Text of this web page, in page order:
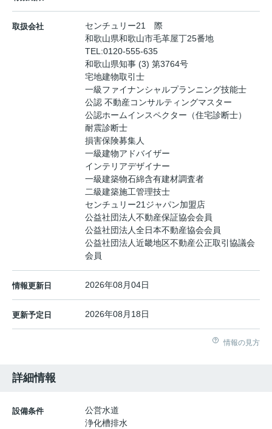
取扱会社
センチュリー21 際
和歌山県和歌山市毛革屋丁25番地
TEL:0120-555-635
和歌山県知事 (3) 第3764号
宅地建物取引士
一級ファイナンシャルプランニング技能士
公認 不動産コンサルティングマスター
公認ホームインスペクター（住宅診断士）
耐震診断士
損害保険募集人
一級建物アドバイザー
インテリアデザイナー
一級建築物石綿含有建材調査者
二級建築施工管理技士
センチュリー21ジャパン加盟店
公益社団法人不動産保証協会会員
公益社団法人全日本不動産協会会員
公益社団法人近畿地区不動産公正取引協議会
会員
情報更新日 2026年08月04日
更新予定日 2026年08月18日
情報の見方
詳細情報
設備条件
公営水道
浄化槽排水